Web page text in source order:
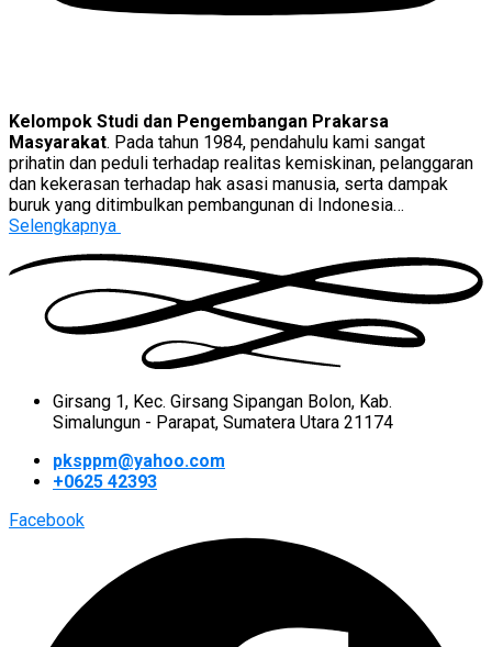
Kelompok Studi dan Pengembangan Prakarsa
Masyarakat. Pada tahun 1984, pendahulu kami sangat
prihatin dan peduli terhadap realitas kemiskinan, pelanggaran
dan kekerasan terhadap hak asasi manusia, serta dampak
buruk yang ditimbulkan pembangunan di Indonesia…
Selengkapnya
Girsang 1, Kec. Girsang Sipangan Bolon, Kab.
Simalungun - Parapat, Sumatera Utara 21174
pksppm@yahoo.com
+0625 42393
Facebook